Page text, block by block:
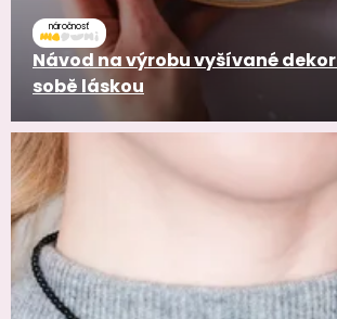
náročnosť
Návod na výrobu vyšívané
sobě láskou